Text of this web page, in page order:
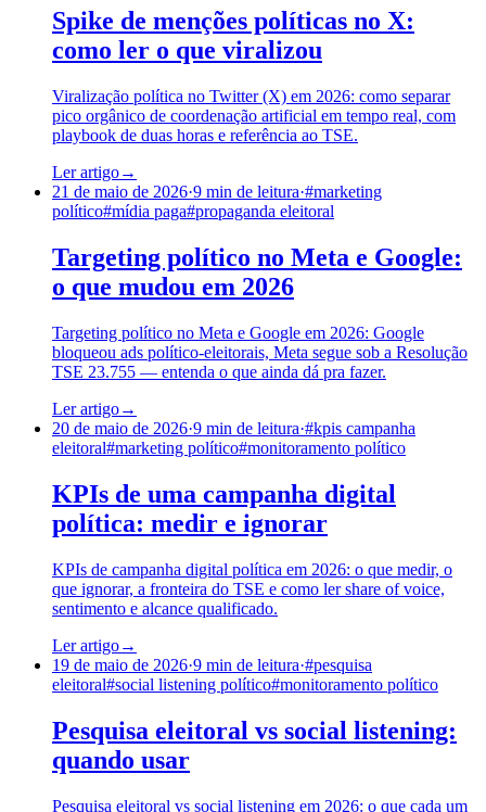
Spike de menções políticas no X:
como ler o que viralizou
Viralização política no Twitter (X) em 2026: como separar
pico orgânico de coordenação artificial em tempo real, com
playbook de duas horas e referência ao TSE.
Ler artigo→
21 de maio de 2026·9 min de leitura·#marketing
político#mídia paga#propaganda eleitoral
Targeting político no Meta e Google:
o que mudou em 2026
Targeting político no Meta e Google em 2026: Google
bloqueou ads político-eleitorais, Meta segue sob a Resolução
TSE 23.755 — entenda o que ainda dá pra fazer.
Ler artigo→
20 de maio de 2026·9 min de leitura·#kpis campanha
eleitoral#marketing político#monitoramento político
KPIs de uma campanha digital
política: medir e ignorar
KPIs de campanha digital política em 2026: o que medir, o
que ignorar, a fronteira do TSE e como ler share of voice,
sentimento e alcance qualificado.
Ler artigo→
19 de maio de 2026·9 min de leitura·#pesquisa
eleitoral#social listening político#monitoramento político
Pesquisa eleitoral vs social listening:
quando usar
Pesquisa eleitoral vs social listening em 2026: o que cada um